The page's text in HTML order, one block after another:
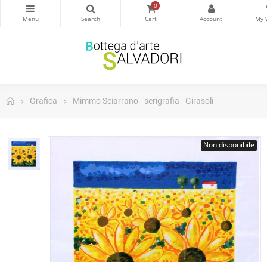
0
Grafica Mimmo Sciarrano - serigrafia - Girasoli
Non disponibile